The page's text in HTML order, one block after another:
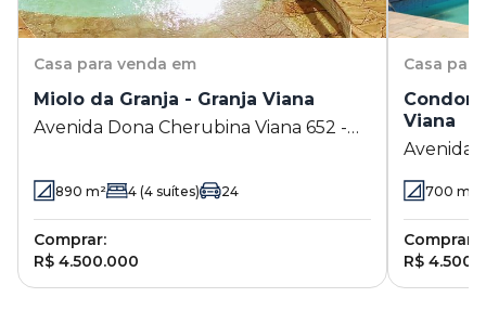
Casa para venda em
Miolo da Granja - Granja Viana
Avenida Dona Cherubina Viana 652 -
890 m² 4 (4 suítes) 24
Comprar:
R$ 4.500.000
Casa
Viana
Avenida
- Cotia -
700 m²
Comprar:
R$